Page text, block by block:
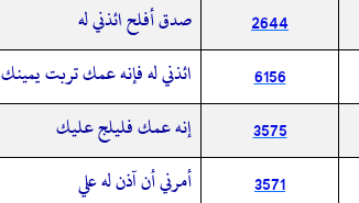
2644
صدق أفلح ائذني له
6156
ائذني له فإنه عمك تربت يمينك
3575
إنه عمك فليلج عليك
3571
أمرني أن آذن له علي